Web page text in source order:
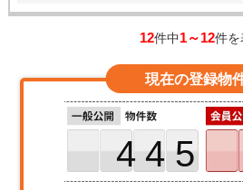
12件中1～12件
現在の登録物
445